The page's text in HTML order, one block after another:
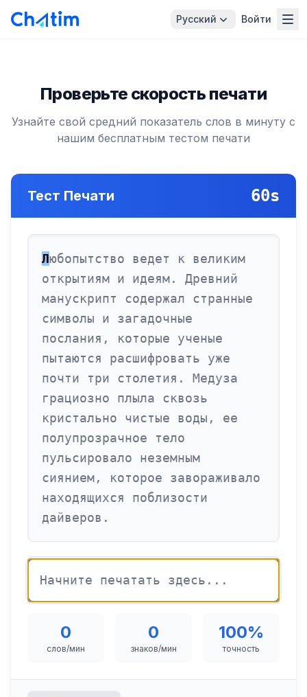
Русский Войти
Проверьте скорость печати
Узнайте свой средний показатель слов в минуту с
нашим бесплатным тестом печати
Тест Печати 60s
Любопытство ведет к великим
открытиям и идеям. Древний
манускрипт содержал странные
символы и загадочные
послания , которые ученые
пытаются расшифровать уже
почти три столетия . Медуза
грациозно плыла сквозь
кристально чистые воды , ее
полупрозрачное тело
пульсировало неземным
сиянием, которое завораживало
находящихся поблизости
дайверов .
0
слов/мин
0
знаков/мин
100%
точность